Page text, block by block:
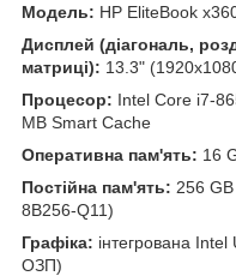
Модель: HP EliteBook
Дисплей (діагональ,
матриці): 13.3"
Процесор: Intel Core i7-
MB Smart Cache
Оперативна пам'ять: 16
Постійна пам'ять: 256
8B256-Q11)
Графіка: інтегрована
ОЗП)